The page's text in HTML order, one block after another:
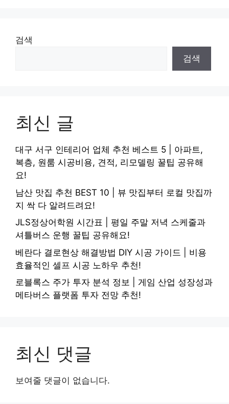
검색
검색
최신 글
대구 서구 인테리어 업체 추천 베스트 5 | 아파트,
복층, 원룸 시공비용, 견적, 리모델링 꿀팁 공유해
요!
남산 맛집 추천 BEST 10 | 뷰 맛집부터 로컬 맛집까
지 싹 다 알려드려요!
JLS정상어학원 시간표 | 평일 주말 저녁 스케줄과
셔틀버스 운행 꿀팁 공유해요!
베란다 결로현상 해결방법 DIY 시공 가이드 | 비용
효율적인 셀프 시공 노하우 추천!
로블록스 주가 투자 분석 정보 | 게임 산업 성장성과
메타버스 플랫폼 투자 전망 추천!
최신 댓글
보여줄 댓글이 없습니다.